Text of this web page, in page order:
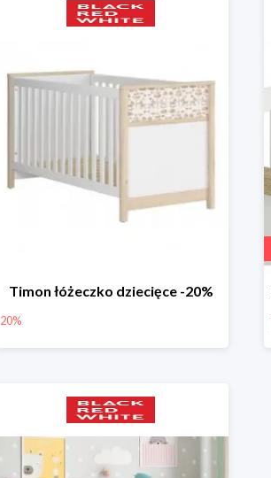
Timon łóżeczko dziecięce -20%
20%